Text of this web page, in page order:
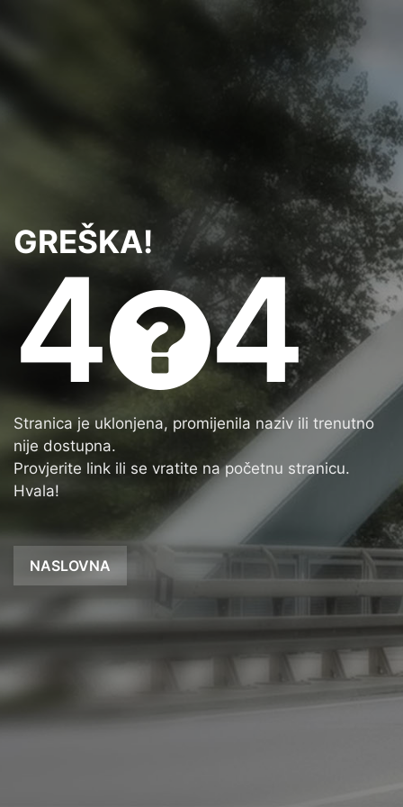
GREŠKA!
4 4
Stranica je uklonjena, promijenila naziv ili trenutno
nije dostupna.
Provjerite link ili se vratite na početnu stranicu.
Hvala!
NASLOVNA